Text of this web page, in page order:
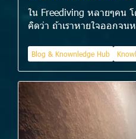
ใน Freediving หลายๆคน
คิดว่า ถ้าเราหายใจออกจน
Blog & Knownledge Hub